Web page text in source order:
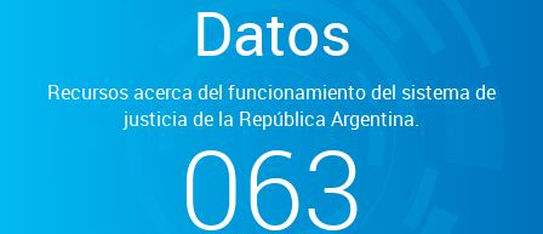
Datos
Recursos acerca del funcionamiento del sistema de
justicia de la República Argentina.
063